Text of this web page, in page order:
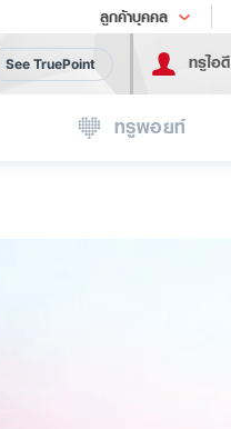
ลูกค้าบุคคล
See TruePoint ทรูไอดี
ทรูพอยท์